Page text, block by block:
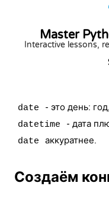
Master
Interactive lessons,
date - это день:
datetime - дата
date аккуратнее.
Создаём